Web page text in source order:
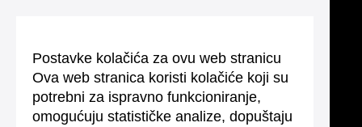
Postavke kolačića za ovu web stranicu
Ova web stranica koristi kolačiće koji su
potrebni za ispravno funkcioniranje,
omogućuju statističke analize, dopuštaju